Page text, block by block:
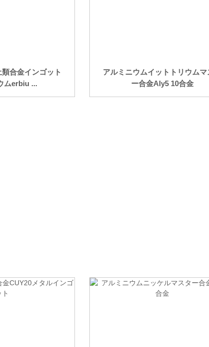
合金インゴット
ムerbiu ...
アルミニウムイットトリウムマ
ー合金Aly5 10合金